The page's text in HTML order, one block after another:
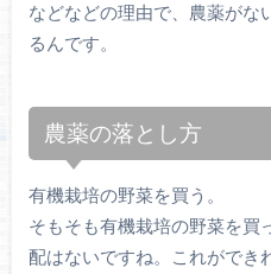
などなどの理由で、農薬がな
るんです。
農薬の落とし方
有機栽培の野菜を買う。
そもそも有機栽培の野菜を買
配はないですね。これができ